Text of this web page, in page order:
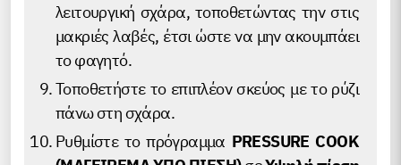
λειτουργική σχάρα, τοποθετώντας την στις
μακριές λαβές, έτσι ώστε να μην ακουμπάει
το φαγητό.
Τοποθετήστε το επιπλέον σκεύος με το ρύζι
πάνω στη σχάρα.
Ρυθμίστε το πρόγραμμα PRESSURE COOK